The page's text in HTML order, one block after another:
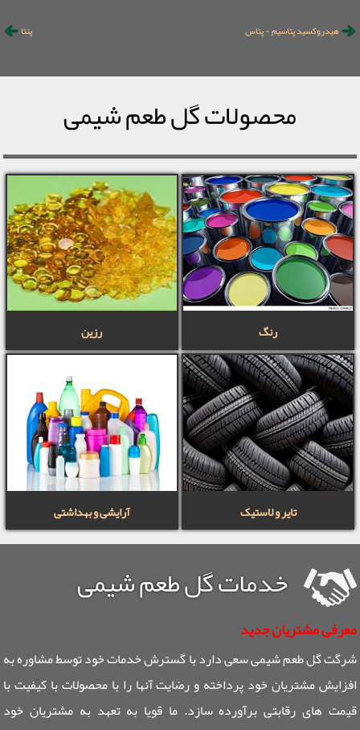
هیدروکسید پتاسیم - پتاس پنتا
محصولات گل طعم شیمی
رنگ رزین
تایر و لاستیک آرایشی و بهداشتی
خدمات گل طعم شیمی
معرفی مشتریان جدید
شرگت گل طعم شیمی سعی دارد با گسترش خدمات خود توسط مشاوره به
افزایش مشتریان خود پرداخته و رضایت آنها را با محصولات با کیفیت با
قیمت های رقابتی برآورده سازد. ما قویا به تعهد به مشتریان خود